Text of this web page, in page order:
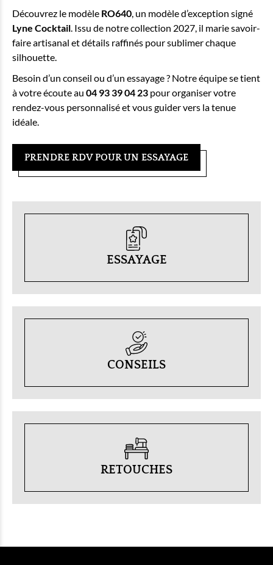
Découvrez le modèle RO640 , un modèle d’exception signé
Lyne Cocktail . Issu de notre collection 2027, il marie savoir-
faire artisanal et détails raffinés pour sublimer chaque
silhouette.
Besoin d’un conseil ou d’un essayage ? Notre équipe se tient
à votre écoute au 04 93 39 04 23 pour organiser votre
rendez-vous personnalisé et vous guider vers la tenue
idéale.
PRENDRE RDV POUR UN ESSAYAGE
ESSAYAGE
CONSEILS
RETOUCHES